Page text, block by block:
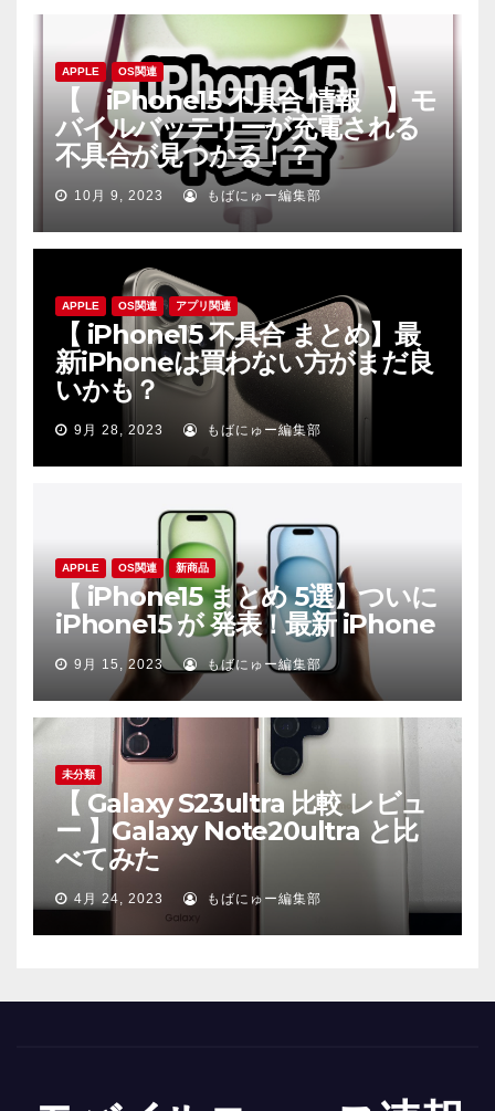
APPLE OS関連
【 iPhone15 不具合 情報 】モ
バイルバッテリーが充電される
不具合が見つかる！？
10月 9, 2023 もばにゅー編集部
APPLE OS関連 アプリ関連
【 iPhone15 不具合 まとめ】最
新iPhoneは買わない方がまだ良
いかも？
9月 28, 2023 もばにゅー編集部
APPLE OS関連 新商品
【 iPhone15 まとめ 5選】ついに
iPhone15 が 発表！最新 iPhone
9月 15, 2023 もばにゅー編集部
未分類
【 Galaxy S23ultra 比較 レビュ
ー 】Galaxy Note20ultra と比
べてみた
4月 24, 2023 もばにゅー編集部